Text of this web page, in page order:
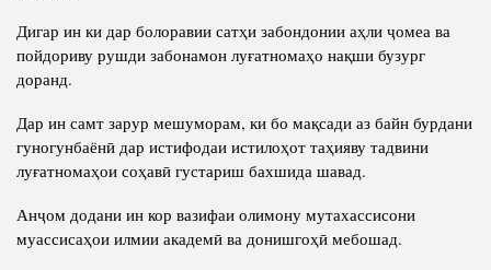
Дигар ин ки дар болоравии сатҳи забондонии аҳли ҷомеа ва
пойдориву рушди забонамон луғатномаҳо нақши бузург
доранд.
Дар ин самт зарур мешуморам, ки бо мақсади аз байн бурдани
гуногунбаёнӣ дар истифодаи истилоҳот таҳияву тадвини
луғатномаҳои соҳавӣ густариш бахшида шавад.
Анҷом додани ин кор вазифаи олимону мутахассисони
муассисаҳои илмии академӣ ва донишгоҳӣ мебошад.